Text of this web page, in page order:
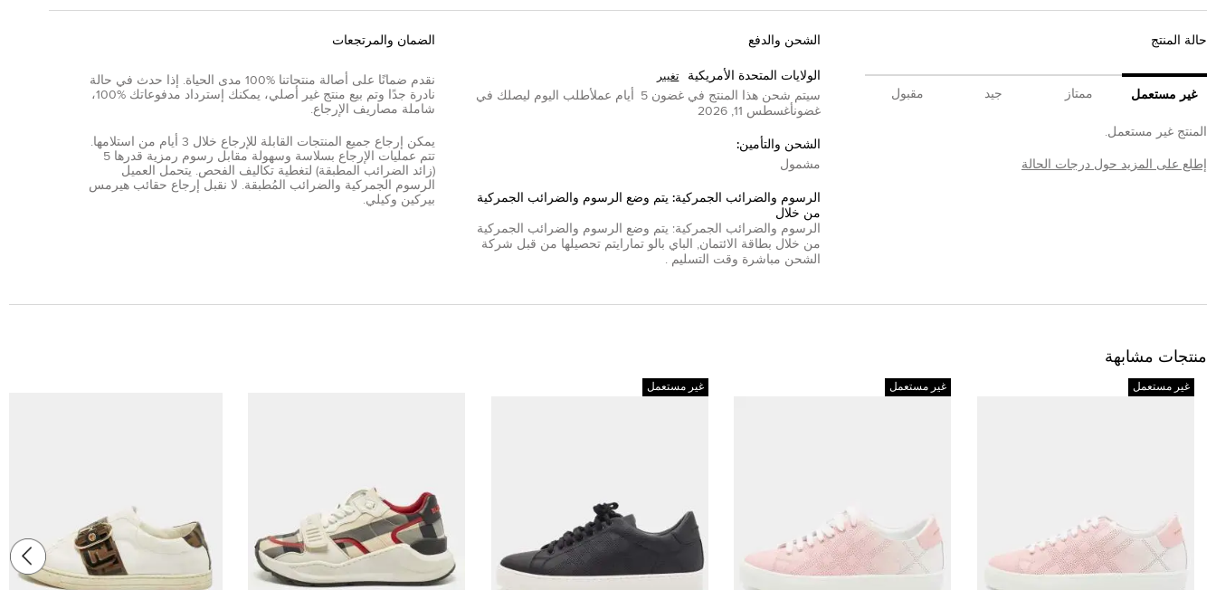
حالة المنتج
غير مستعمل ممتاز جيد مقبول
المنتج غير مستعمل.
إطلع على المزيد حول درجات الحالة
الشحن والدفع
الولايات المتحدة الأمريكية تغيير
سيتم شحن هذا المنتج في غضون 5 أيام عملأطلب اليوم ليصلك في
غضونأغسطس 11, 2026
الشحن والتأمين:
مشمول
الرسوم والضرائب الجمركية: يتم وضع الرسوم والضرائب الجمركية
من خلال
الرسوم والضرائب الجمركية: يتم وضع الرسوم والضرائب الجمركية
من خلال بطاقة الائتمان الباي بالو تمارا يتم تحصيلها من قبل شركة
الشحن مباشرة وقت التسليم .
الضمان والمرتجعات
نقدم ضمانًا على أصالة منتجاتنا %100 مدى الحياة. إذا حدث في حالة
نادرة جدًا وتم بيع منتج غير أصلي، يمكنك إسترداد مدفوعاتك %100،
شاملة مصاريف الإرجاع.
يمكن إرجاع جميع المنتجات القابلة للإرجاع خلال 3 أيام من استلامها.
تتم عمليات الإرجاع بسلاسة وسهولة مقابل رسوم رمزية قدرها 5
(زائد الضرائب المطبقة) لتغطية تكاليف الفحص. يتحمل العميل
الرسوم الجمركية والضرائب المُطبقة. لا نقبل إرجاع حقائب هيرمس
بيركين وكيلي.
منتجات مشابهة
غير مستعمل غير مستعمل غير مستعمل